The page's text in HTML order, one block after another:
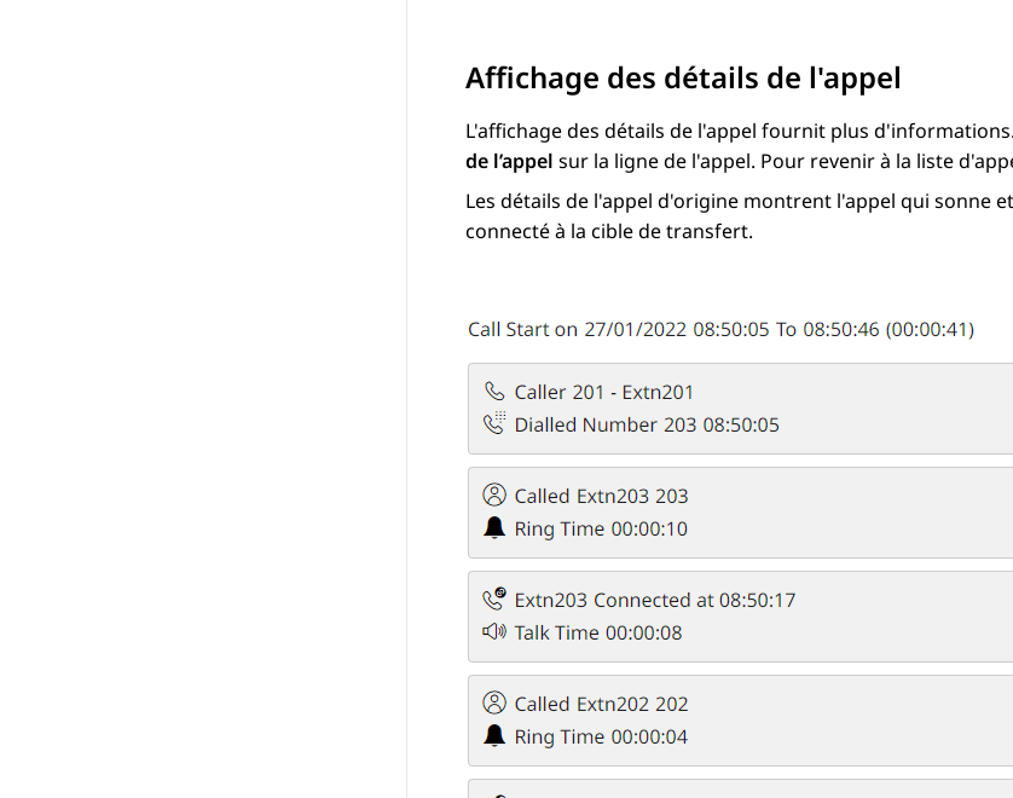
Affichage des détails de l'appel
L'affichage des détails de l'appel fournit plus
de l’appel sur la ligne de l'appel. Pour revenir à la liste
Les détails de l'appel d'origine montrent l'appel qui sonne
connecté à la cible de transfert.